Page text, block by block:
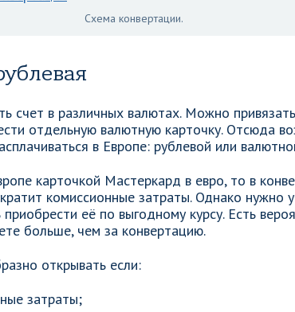
Схема конвертации.
счет в различных валютах. Можно
отдельную валютную карточку. Отсюда
в Европе: рублевой или
карточкой Мастеркард в евро, то в
комиссионные затраты. Однако нужно
её по выгодному курсу. Есть
больше, чем за конвертацию.
открывать если:
затраты;